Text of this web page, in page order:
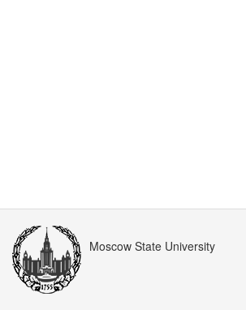
Moscow State University